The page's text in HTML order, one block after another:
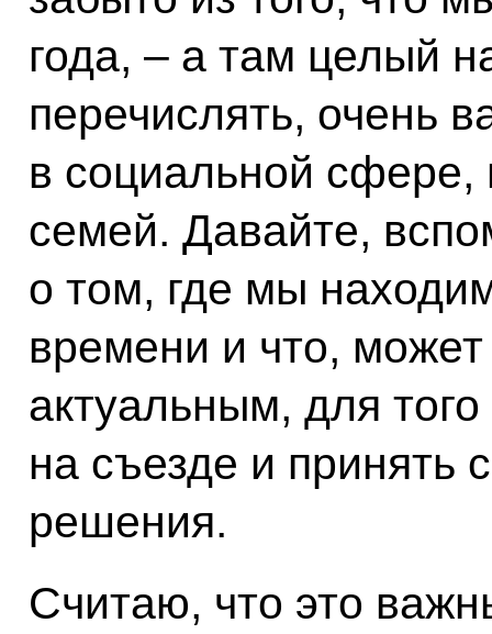
года, – а там целый
перечислять, очень
в социальной сфере,
семей. Давайте,
о том, где мы
времени и что,
актуальным, для
на съезде и принять
решения.
Считаю, что это